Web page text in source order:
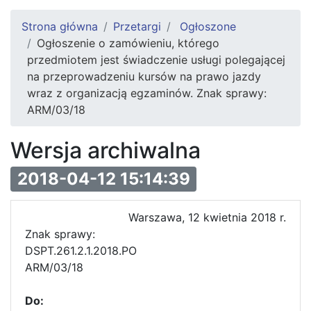
Strona główna Przetargi
Ogłoszone
Ogłoszenie o zamówieniu, którego
przedmiotem jest świadczenie usługi polegającej
na przeprowadzeniu kursów na prawo jazdy
wraz z organizacją egzaminów. Znak sprawy:
ARM/03/18
Wersja archiwalna
2018-04-12 15:14:39
Warszawa, 12 kwietnia 2018 r.
Znak sprawy:
ARM/03/18
Do: